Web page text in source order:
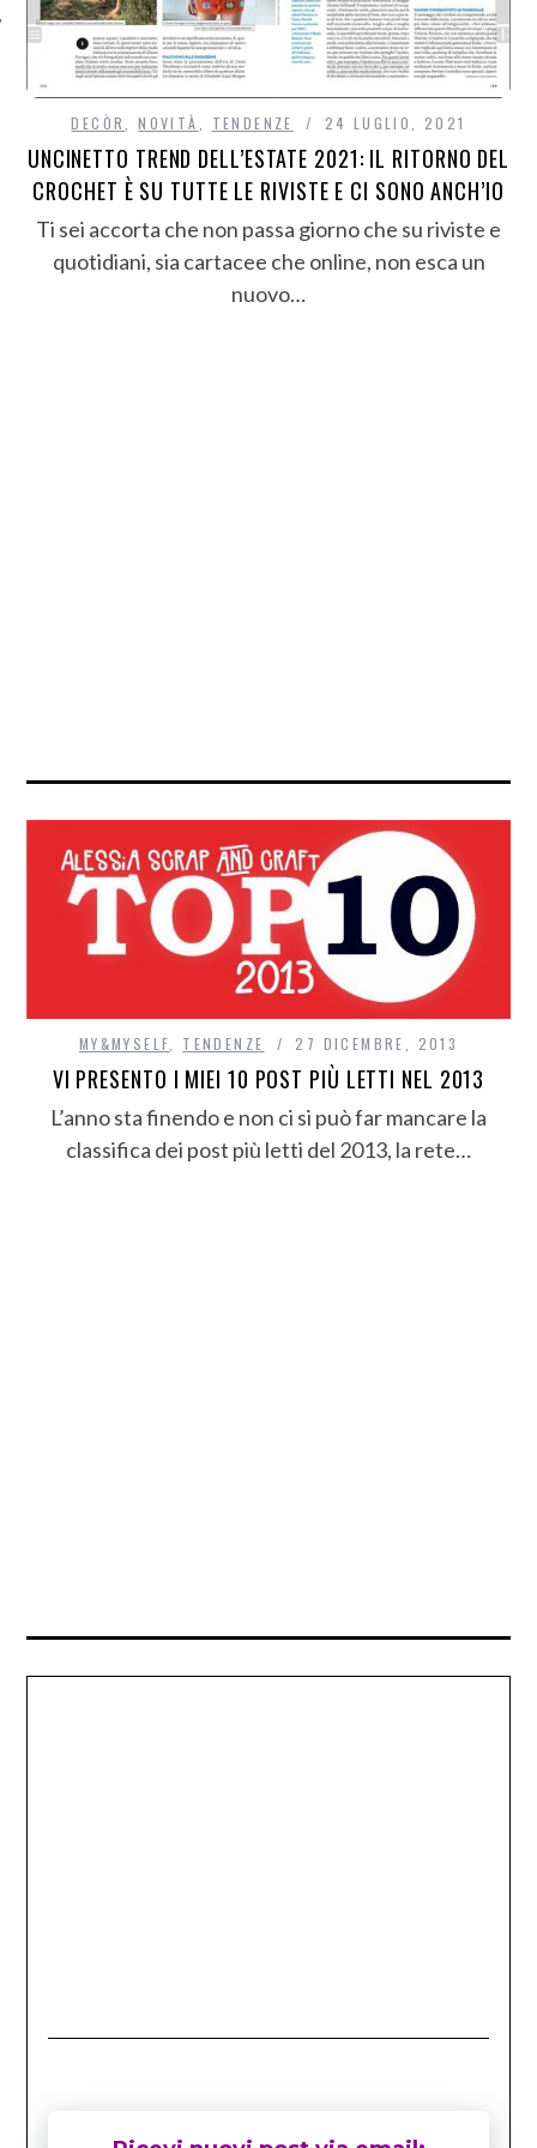
DECÒR ,NOVITÀ TENDENZE 24 LUGLIO, 2021
UNCINETTO TREND DELL’ESTATE 2021: IL RITORNO DEL
CROCHET È SU TUTTE LE RIVISTE E CI SONO ANCH’IO
Ti sei accorta che non passa giorno che su riviste e
quotidiani, sia cartacee che online, non esca un
nuovo…
MY&MYSELF TENDENZE 27 DICEMBRE, 2013
VI PRESENTO I MIEI 10 POST PIÙ LETTI NEL 2013
L’anno sta finendo e non ci si può far mancare la
classifica dei post più letti del 2013, la rete…